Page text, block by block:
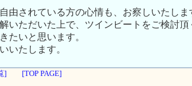
由されている方の心情も、お察しいたしま
解いただいた上で、ツインビートをご検討
たいと思います。
いたします。
] [TOP PAGE]